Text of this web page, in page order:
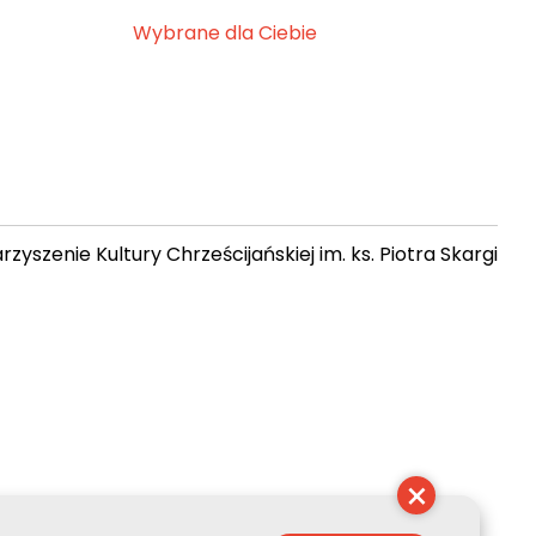
Wybrane dla Ciebie
Kultury Chrześcijańskiej im. ks. Piotra Skargi
×